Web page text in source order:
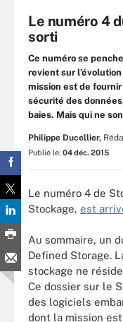
Le numéro 4
sorti
Ce numéro se
revient sur
mission est de
sécurité des
baies. Mais qui ne
Philippe Ducellier,
Publié le: 04 déc. 2015
Le numéro 4 de
Stockage, est
Au sommaire, un
Defined Storage.
stockage ne
Ce dossier sur le
des logiciels
dont la mission